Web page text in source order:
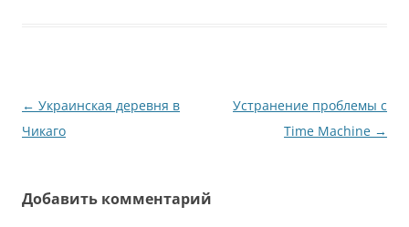
Навигация
по
← Украинская деревня в
Чикаго
Устранение проблемы с
Time Machine →
Добавить комментарий